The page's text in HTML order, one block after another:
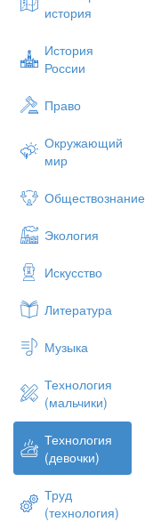
история
История
России
Право
Окружающий
мир
Обществознание
Экология
Искусство
Литература
Музыка
Технология
(мальчики)
Технология
(девочки)
Труд
(технология)